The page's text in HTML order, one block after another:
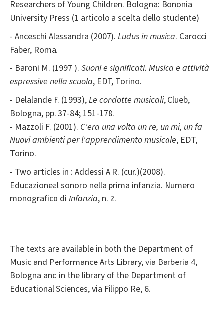
Researchers of Young Children. Bologna: Bononia
University Press (1 articolo a scelta dello studente)
- Anceschi Alessandra (2007). Ludus in musica. Carocci
Faber, Roma.
- Baroni M. (1997 ). Suoni e significati. Musica e attività
espressive nella scuola, EDT, Torino.
- Delalande F. (1993),Le condotte musicali, Clueb,
Bologna, pp. 37-84; 151-178.
- Mazzoli F. (2001). C'era una volta un re, un mi, un fa
Nuovi ambienti per l'apprendimento musicale, EDT,
Torino.
- Two articles in : Addessi A.R. (cur.)(2008).
Educazioneal sonoro nella prima infanzia. Numero
monografico di Infanzia, n. 2.
The texts are available in both the Department of
Music and Performance Arts Library, via Barberia 4,
Bologna and in the library of the Department of
Educational Sciences, via Filippo Re, 6.